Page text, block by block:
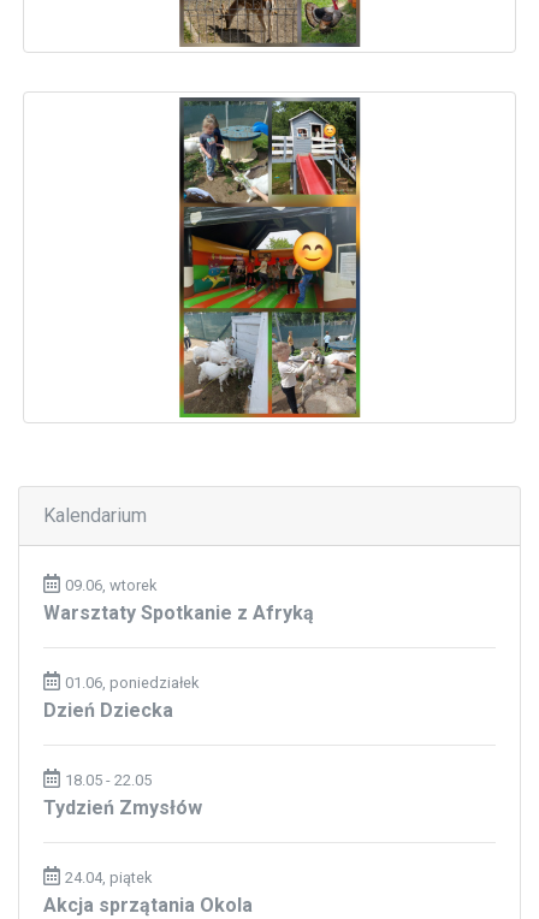
Kalendarium
09.06, wtorek
Warsztaty Spotkanie z Afryką
01.06, poniedziałek
Dzień Dziecka
18.05 - 22.05
Tydzień Zmysłów
24.04, piątek
Akcja sprzątania Okola